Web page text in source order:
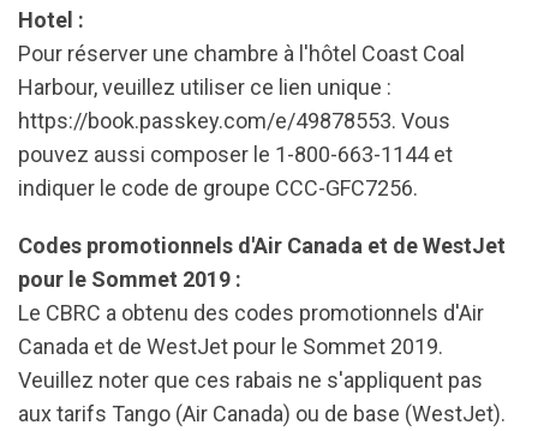
Hotel :
Pour réserver une chambre à l'hôtel Coast Coal
Harbour, veuillez utiliser ce lien unique :
https://book.passkey.com/e/49878553. Vous
pouvez aussi composer le 1-800-663-1144 et
indiquer le code de groupe CCC-GFC7256.
Codes promotionnels d'Air Canada et de WestJet
pour le Sommet 2019 :
Le CBRC a obtenu des codes promotionnels d'Air
Canada et de WestJet pour le Sommet 2019.
Veuillez noter que ces rabais ne s'appliquent pas
aux tarifs Tango (Air Canada) ou de base (WestJet).